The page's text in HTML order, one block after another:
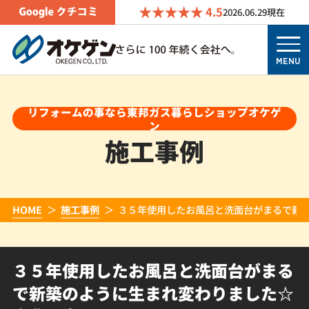
4.52026.06.29現在
MENU
リフォームの事なら東邦ガス暮らしショップオケゲ
ン
施工事例
HOME 施工事例 ３５年使用したお風呂と洗面台がまるで
３５年使用したお風呂と洗面台がまる
で新築のように生まれ変わりました☆